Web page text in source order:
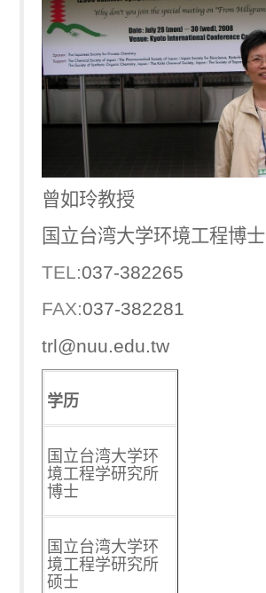
曾如玲教授
国立台湾大学环境工程博士
TEL:037-382265
FAX:037-382281
trl@nuu.edu.tw
学历
国立台湾大学环
境工程学研究所
博士
国立台湾大学环
境工程学研究所
硕士